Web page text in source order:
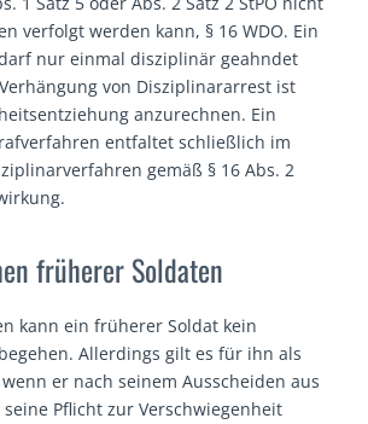
verfolgt werden kann, § 16 WDO. Ein
nur einmal disziplinär geahndet
von Disziplinararrest ist
anzurechnen. Ein
entfaltet schließlich im
gemäß § 16 Abs. 2
früherer Soldaten
kann ein früherer Soldat kein
Allerdings gilt es für ihn als
er nach seinem Ausscheiden aus
Pflicht zur Verschwiegenheit